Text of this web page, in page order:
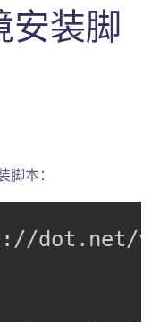
安装脚
本：
dot.net/